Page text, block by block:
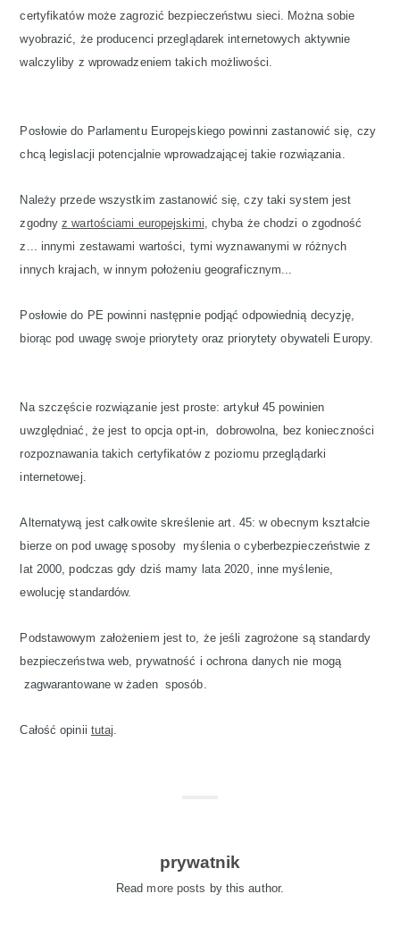
certyfikatów może zagrozić bezpieczeństwu sieci. Można sobie
wyobrazić, że producenci przeglądarek internetowych aktywnie
walczyliby z wprowadzeniem takich możliwości.
Posłowie do Parlamentu Europejskiego powinni zastanowić się, czy
chcą legislacji potencjalnie wprowadzającej takie rozwiązania.
Należy przede wszystkim zastanowić się, czy taki system jest
zgodnyz wartościami europejskimi, chyba że chodzi o zgodność
z... innymi zestawami wartości, tymi wyznawanymi w różnych
innych krajach, w innym położeniu geograficznym...
Posłowie do PE powinni następnie podjąć odpowiednią decyzję,
biorąc pod uwagę swoje priorytety oraz priorytety obywateli Europy.
Na szczęście rozwiązanie jest proste: artykuł 45 powinien
uwzględniać, że jest to opcja opt-in, dobrowolna, bez konieczności
rozpoznawania takich certyfikatów z poziomu przeglądarki
internetowej.
Alternatywą jest całkowite skreślenie art. 45: w obecnym kształcie
bierze on pod uwagę sposoby myślenia o cyberbezpieczeństwie z
lat 2000, podczas gdy dziś mamy lata 2020, inne myślenie,
ewolucję standardów.
Podstawowym założeniem jest to, że jeśli zagrożone są standardy
bezpieczeństwa web, prywatność i ochrona danych nie mogą
zagwarantowane w żaden sposób.
Całość opinii tutaj.
prywatnik
Read more posts by this author.